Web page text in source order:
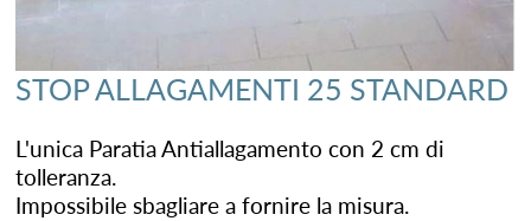
STOP ALLAGAMENTI 25 STANDARD
L'unica Paratia Antiallagamento con 2 cm di
tolleranza.
Impossibile sbagliare a fornire la misura.